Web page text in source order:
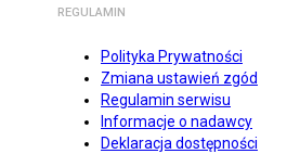
REGULAMIN
Polityka Prywatności
Zmiana ustawień zgód
Regulamin serwisu
Informacje o nadawcy
Deklaracja dostępności